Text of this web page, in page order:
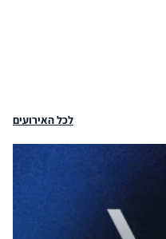
לכל האירועים